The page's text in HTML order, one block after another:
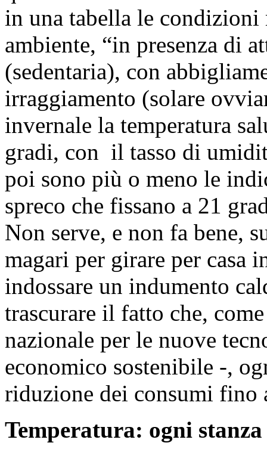
in una tabella le
ambiente, “in presenza di
(sedentaria), con
irraggiamento (solare
invernale la temperatura
gradi, con il tasso di
poi sono più o meno le
spreco che fissano a 21
Non serve, e non fa bene,
magari per girare per casa
indossare un indumento
trascurare il fatto che,
nazionale per le nuove
economico sostenibile -,
riduzione dei consumi fino
Temperatura: ogni